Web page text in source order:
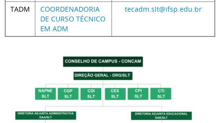
TADM
COORDENADORIA
DE CURSO TÉCNICO
EM ADM
tecadm.slt@ifsp.edu.br